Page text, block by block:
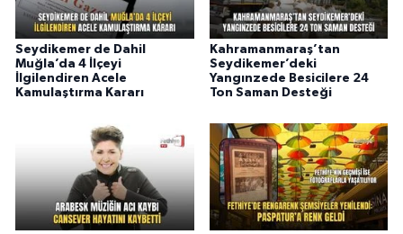
Seydikemer de Dahil
Muğla’da 4 İlçeyi
İlgilendiren Acele
Kamulaştırma Kararı
Kahramanmaraş’tan
Seydikemer’deki
Yangınzede Besicilere 24
Ton Saman Desteği